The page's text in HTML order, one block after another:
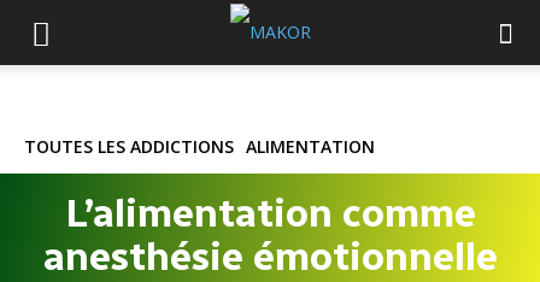
TOUTES LES ADDICTIONS ALIMENTATION
L’alimentation comme
anesthésie émotionnelle